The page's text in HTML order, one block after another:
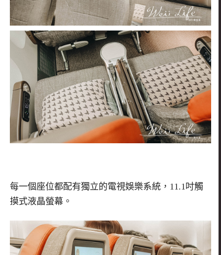
每一個座位都配有獨立的電視娛樂系統， 11.1 吋觸
摸式液晶螢幕。